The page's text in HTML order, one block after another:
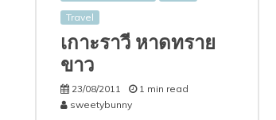
Travel
เกาะราวี หาดทราย
ขาว
23/08/2011
1 min read
sweetybunny